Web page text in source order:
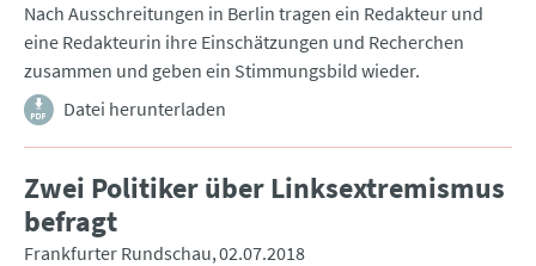
Nach Ausschreitungen in Berlin tragen ein Redakteur und
eine Redakteurin ihre Einschätzungen und Recherchen
zusammen und geben ein Stimmungsbild wieder.
Datei herunterladen
Zwei Politiker über Linksextremismus
befragt
Frankfurter Rundschau 02.07.2018